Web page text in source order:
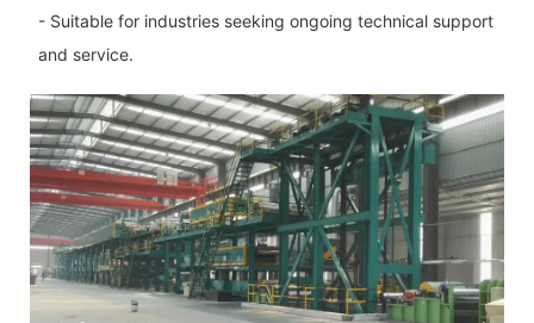
- Suitable for industries seeking ongoing technical support
and service.